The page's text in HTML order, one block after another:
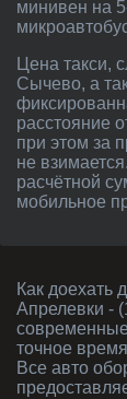
минивен на
Цена такси, следующего по маршруту Апрелевка -
Сычево, а
расстояние
при этом за
не
расчётной
мобильное
Как доехать дешево и без задержки в Сычево из
Апрелевки -
точное
Все авто